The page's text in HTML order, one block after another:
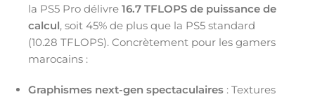
la PS5 Pro délivre 16.7 TFLOPS de puissance de
calcul, soit 45% de plus que la PS5 standard
(10.28 TFLOPS). Concrètement pour les gamers
marocains :
Graphismes next-gen spectaculaires : Textures